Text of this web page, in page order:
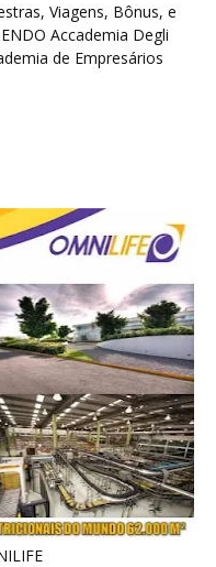
Viagens, Bônus, e
Accademia Degli
de Empresários